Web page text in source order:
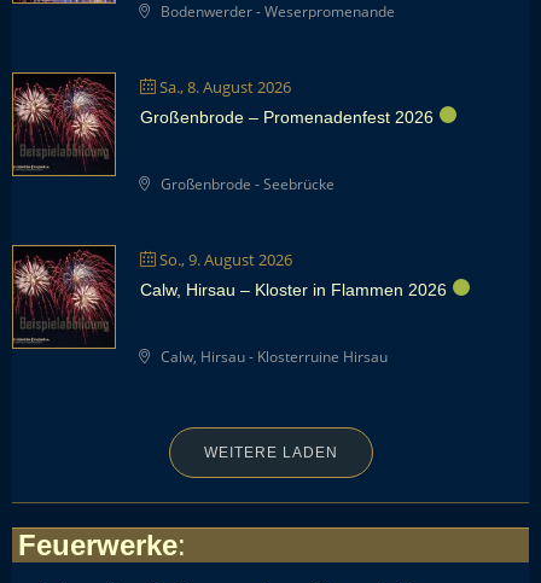
Bodenwerder - Weserpromenande
Sa., 8. August 2026
Großenbrode – Promenadenfest 2026
Großenbrode - Seebrücke
So., 9. August 2026
Calw, Hirsau – Kloster in Flammen 2026
Calw, Hirsau - Klosterruine Hirsau
WEITERE LADEN
Feuerwerke: